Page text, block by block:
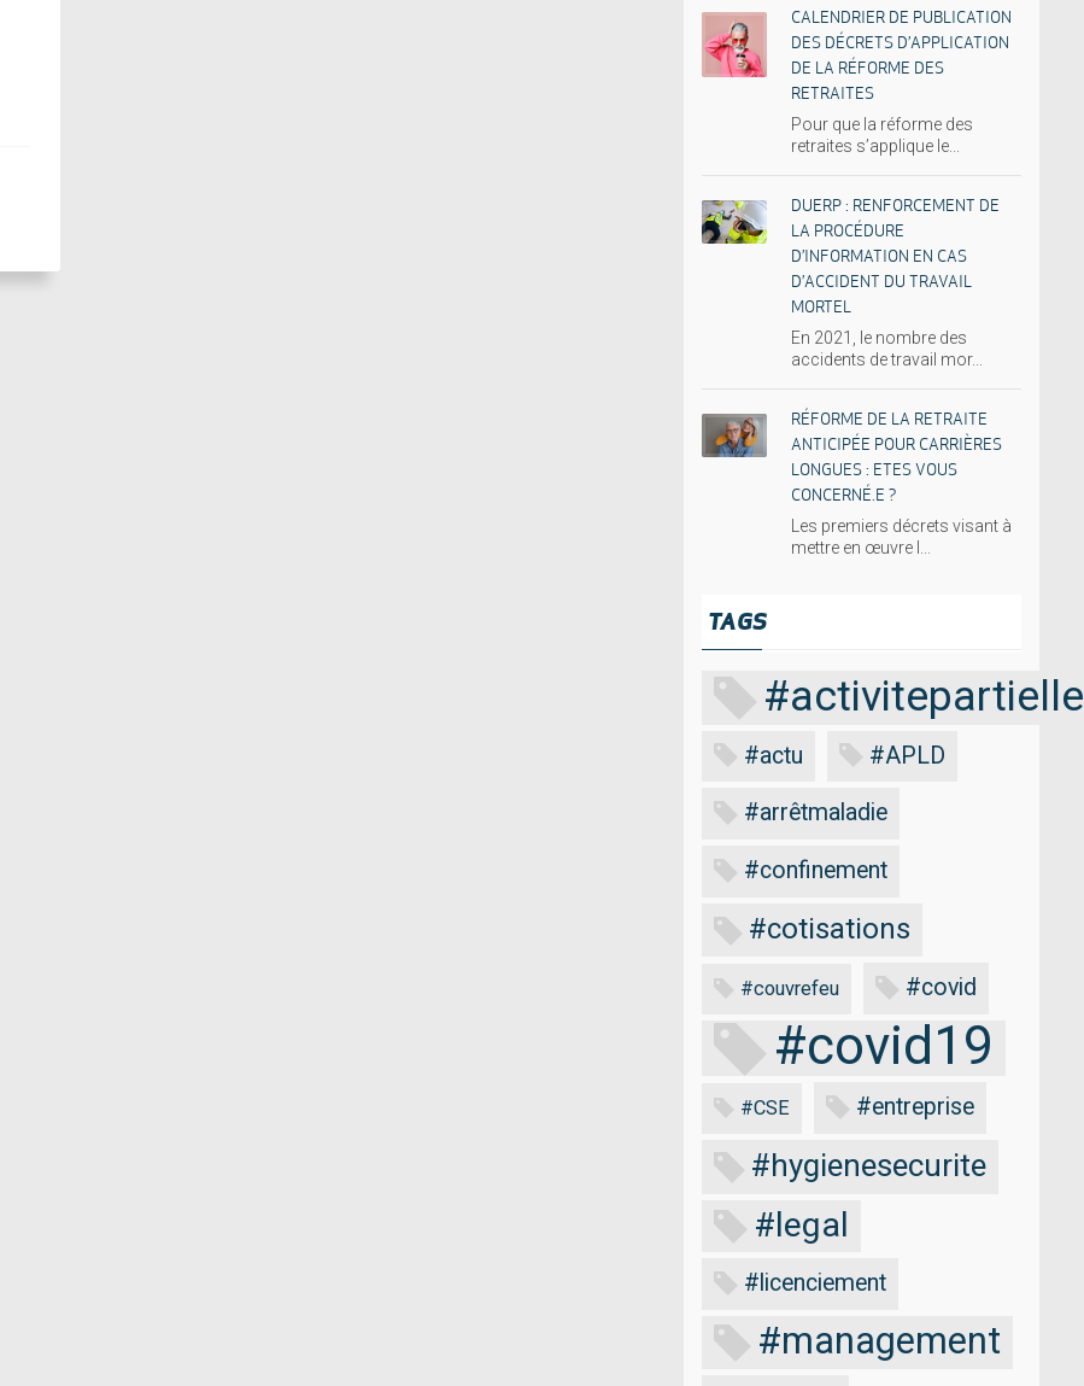
CALENDRIER DE PUBLICATION
DES DÉCRETS D’APPLICATION
DE LA RÉFORME DES
RETRAITES
Pour que la réforme des
retraites s’applique le...
DUERP : RENFORCEMENT DE
LA PROCÉDURE
D’INFORMATION EN CAS
D’ACCIDENT DU TRAVAIL
MORTEL
En 2021, le nombre des
accidents de travail mor...
RÉFORME DE LA RETRAITE
ANTICIPÉE POUR CARRIÈRES
LONGUES : ETES VOUS
CONCERNÉ.E ?
Les premiers décrets visant à
mettre en œuvre l...
TAGS
#activitepartielle
#actu #APLD
#arrêtmaladie
#confinement
#cotisations
#couvrefeu #covid
#covid19
#CSE #entreprise
#hygienesecurite
#legal
#licenciement
#management